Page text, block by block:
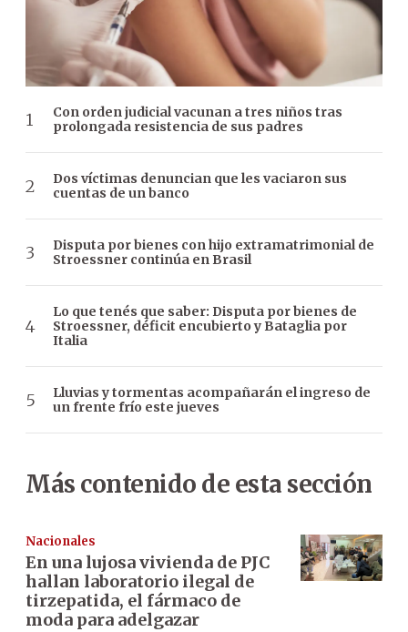
Con orden judicial vacunan a tres niños tras
prolongada resistencia de sus padres
Dos víctimas denuncian que les vaciaron sus
cuentas de un banco
Disputa por bienes con hijo extramatrimonial de
Stroessner continúa en Brasil
Lo que tenés que saber: Disputa por bienes de
Stroessner, déficit encubierto y Bataglia por
Italia
Lluvias y tormentas acompañarán el ingreso de
un frente frío este jueves
Más contenido de esta sección
Nacionales
En una lujosa vivienda de PJC
hallan laboratorio ilegal de
tirzepatida, el fármaco de
moda para adelgazar